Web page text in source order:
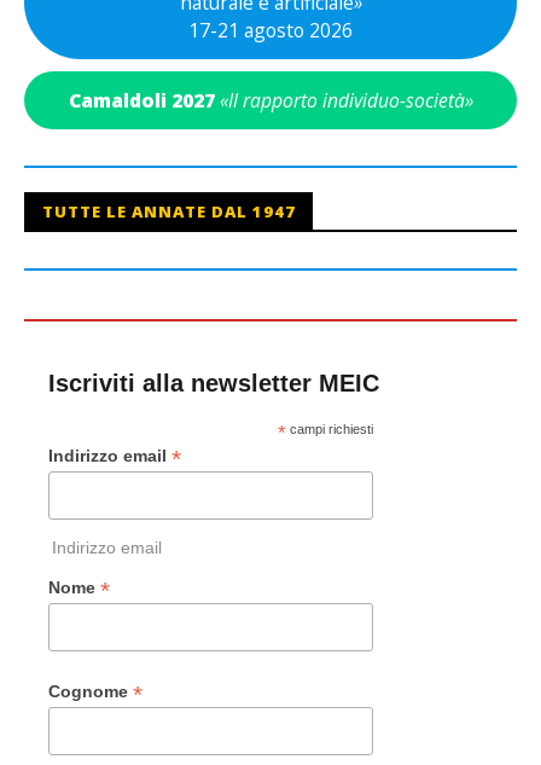
17-21 agosto 2026
Camaldoli 2027 «Il rapporto individuo-società»
TUTTE LE ANNATE DAL 1947
Iscriviti alla newsletter MEIC
*campi richiesti
Indirizzo email *
Indirizzo email
Nome *
Cognome *